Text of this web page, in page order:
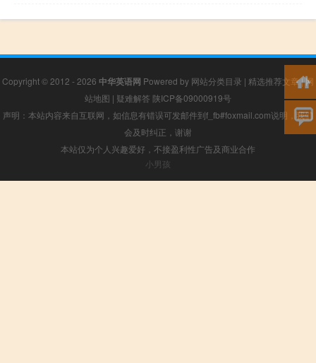
Copyright © 2012 - 2026 中华英语网 Powered by 网站分类目录 | 精选推荐文章|网
站地图 | 疑难解答 陕ICP备09000919号
声明：本站内容来自互联网，如信息有错误可发邮件到f_fb#foxmail.com说明，我们
会及时纠正，谢谢
本站仅为个人兴趣爱好，不接盈利性广告及商业合作
小男孩